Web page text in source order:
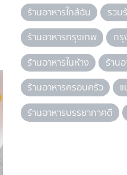
ร้านอาหารใกล้ฉัน
รวม
ร้านอาหารกรุงเทพ
กรุ
ร้านอาหารในห้าง
ร้าน
ร้านอาหารครอบครัว
ร้านอาหารบรรยากาศดี